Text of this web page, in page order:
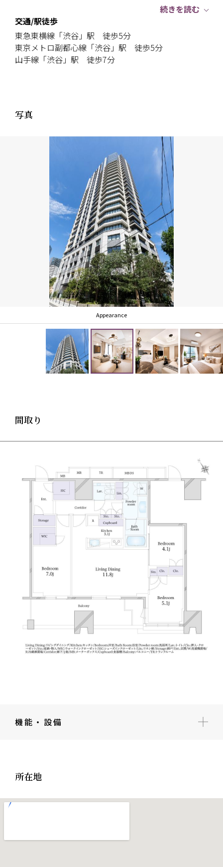
┗┻━━━━━━━━━━━━━━━━━
▼９階南西向き住戸
▼3LDKタイプ
ットがあり、収納充実
▼リビング部分最高天井高２，７００ｍｍ
┏□ About the residence
┗┻━━━━━━━━━━━━━━━━━
▼２０２５年５月引渡予定の新築・未入居住戸
▼フローリング仕上げの二重床設計
▼１駅８路線を利用できます
▼有人管理（コンシェルジュサービス8：00～17:00）
▼ペット飼育可能（規約による制限あり）
▼SECOMのセキュリティサービスを導入
続きを読む
交通/駅徒歩
東急東横線「渋谷」駅 徒歩5分
東京メトロ副都心線「渋谷」駅 徒歩5分
山手線「渋谷」駅 徒歩7分
写真
Appearance
間取り
機能・設備
所在地